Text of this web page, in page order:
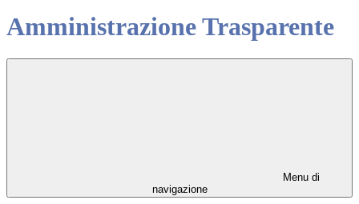
Amministrazione Trasparente
Menu di
navigazione